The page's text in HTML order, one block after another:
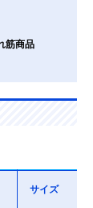
筋商品
サイズ